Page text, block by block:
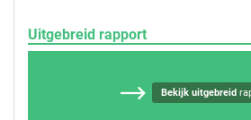
Uitgebreid rapport
Bekijk uitgebreid